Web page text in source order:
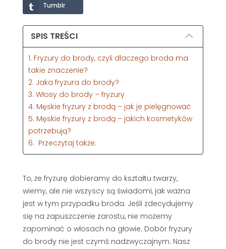
Tumblr
SPIS TREŚCI
1. Fryzury do brody, czyli dlaczego broda ma
takie znaczenie?
2. Jaka fryzura do brody?
3. Włosy do brody – fryzury
4. Męskie fryzury z brodą – jak je pielęgnować
5. Męskie fryzury z brodą – jakich kosmetyków
potrzebują?
6. Przeczytaj także:
To, że fryzurę dobieramy do kształtu twarzy,
wiemy, ale nie wszyscy są świadomi, jak ważna
jest w tym przypadku broda. Jeśli zdecydujemy
się na zapuszczenie zarostu, nie możemy
zapominać o włosach na głowie. Dobór fryzury
do brody nie jest czymś nadzwyczajnym. Nasz